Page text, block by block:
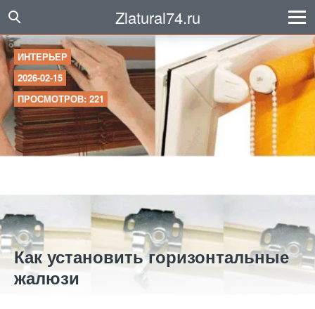
Zlatural74.ru
ИНТЕРЬЕР
2026-02-15
ПРОСМОТРОВ: 221
Как установить горизонтальные
жалюзи